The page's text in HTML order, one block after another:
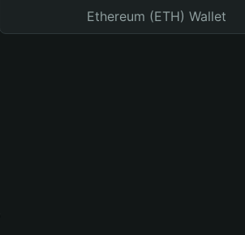
Ethereum (ETH) Wallet